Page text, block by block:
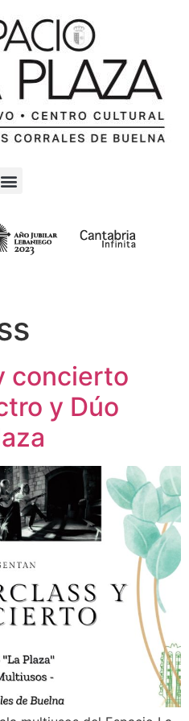
concierto
y Dúo